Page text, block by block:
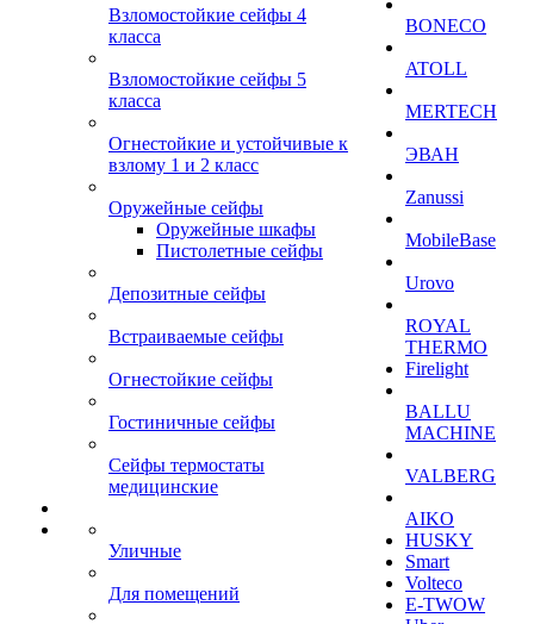
Взломостойкие сейфы 4
класса
Взломостойкие сейфы 5
класса
Огнестойкие и устойчивые к
взлому 1 и 2 класс
Оружейные сейфы
Оружейные шкафы
Пистолетные сейфы
Депозитные сейфы
Встраиваемые сейфы
Огнестойкие сейфы
Гостиничные сейфы
Сейфы термостаты
медицинские
Уличные
Для помещений
BONECO
ATOLL
MERTECH
ЭВАН
Zanussi
MobileBase
Urovo
ROYAL
THERMO
Firelight
BALLU
MACHINE
VALBERG
AIKO
HUSKY
Smart
Volteco
E-TWOW